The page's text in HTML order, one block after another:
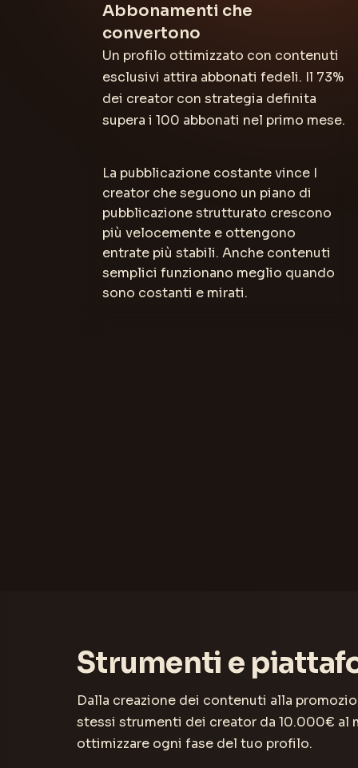
Abbonamenti che
convertono
Un profilo ottimizzato con contenuti
esclusivi attira abbonati fedeli. Il 73%
dei creator con strategia definita
supera i 100 abbonati nel primo mese.
La pubblicazione costante vince I
creator che seguono un piano di
pubblicazione strutturato crescono
più velocemente e ottengono
entrate più stabili. Anche contenuti
semplici funzionano meglio quando
sono costanti e mirati.
Strumenti e
Dalla creazione dei contenuti alla
stessi strumenti dei creator da 10.000€ al
ottimizzare ogni fase del tuo profilo.